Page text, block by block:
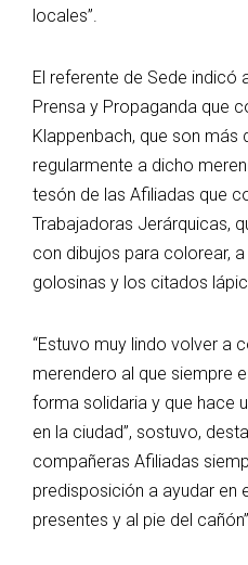
locales”.
El referente de Sede indicó
Prensa y Propaganda que
Klappenbach, que son más
regularmente a dicho
tesón de las Afiliadas que
Trabajadoras Jerárquicas,
con dibujos para colorear,
golosinas y los citados
“Estuvo muy lindo volver a
merendero al que siempre
forma solidaria y que hace
en la ciudad”, sostuvo,
compañeras Afiliadas
predisposición a ayudar en
presentes y al pie del